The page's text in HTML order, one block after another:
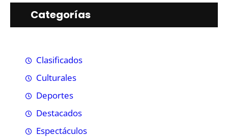
Categorías
Clasificados
Culturales
Deportes
Destacados
Espectáculos